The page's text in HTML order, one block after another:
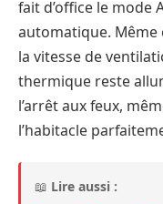
fait d’office le
automatique. Même
la vitesse de
thermique reste
l’arrêt aux feux,
l’habitacle
📖 Lire aussi :